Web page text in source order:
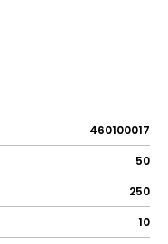
460100017
50
250
10